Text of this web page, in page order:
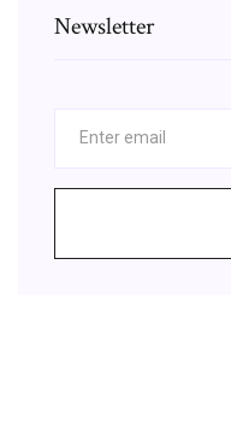
Newsletter